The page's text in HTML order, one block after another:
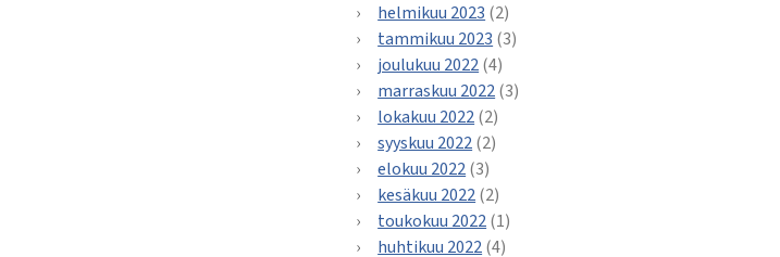
helmikuu 2023 (2)
tammikuu 2023 (3)
joulukuu 2022(4)
marraskuu 2022(3)
lokakuu 2022(2)
syyskuu 2022(2)
elokuu 2022(3)
kesäkuu 2022(2)
toukokuu 2022(1)
huhtikuu 2022(4)